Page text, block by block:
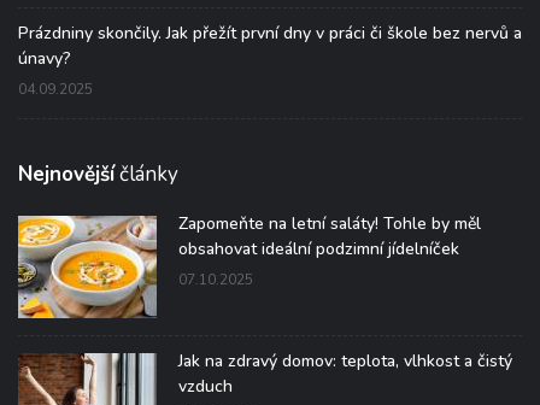
Prázdniny skončily. Jak přežít první dny v práci či škole bez nervů a
únavy?
04.09.2025
Nejnovějšíčlánky
Zapomeňte na letní saláty! Tohle by měl
obsahovat ideální podzimní jídelníček
07.10.2025
Jak na zdravý domov: teplota, vlhkost a čistý
vzduch